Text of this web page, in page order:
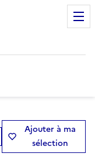
Ajouter à ma
sélection